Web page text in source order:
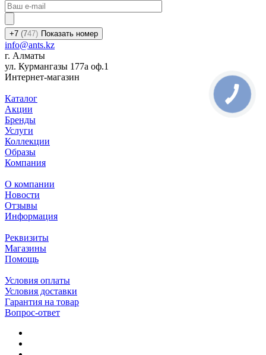
+7 (747) Показать номер
info@ants.kz
г. Алматы
ул. Курмангазы 177а оф.1
Интернет-магазин
Каталог
Акции
Бренды
Услуги
Коллекции
Образы
Компания
О компании
Новости
Отзывы
Информация
Реквизиты
Магазины
Помощь
Условия оплаты
Условия доставки
Гарантия на товар
Вопрос-ответ